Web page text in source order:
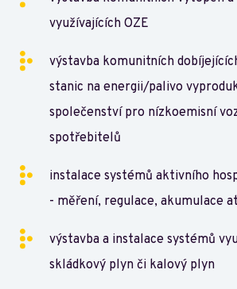
využívajících OZE
výstavba komunitních
stanic na energii/palivo
společenství pro nízkoemisní
spotřebitelů
instalace systémů aktivního
- měření, regulace, akumulace
výstavba a instalace systémů
skládkový plyn či kalový plyn